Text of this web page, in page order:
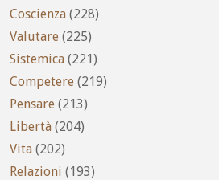
Coscienza (228)
Valutare (225)
Sistemica (221)
Competere (219)
Pensare (213)
Libertà (204)
Vita (202)
Relazioni (193)